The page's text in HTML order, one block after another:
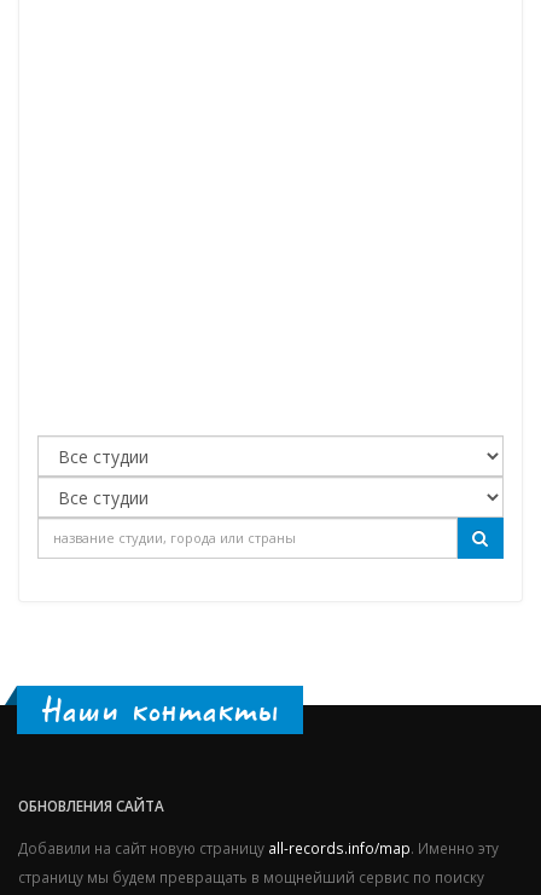
Наши контакты
ОБНОВЛЕНИЯ САЙТА
Добавили на сайт новую страницу all-records.info/map. Именно эту
страницу мы будем превращать в мощнейший сервис по поиску